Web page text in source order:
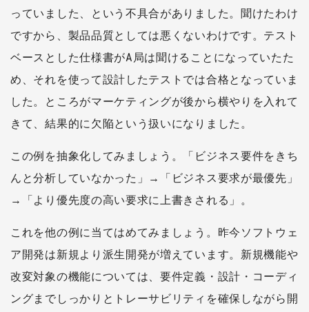
っていました、という不具合がありました。聞けたわけ
ですから、製品品質としては悪くないわけです。テスト
ベースとした仕様書がA局は聞けることになっていたた
め、それを使って設計したテストでは合格となっていま
した。ところがマーケティングが後から横やりを入れて
きて、結果的に欠陥という扱いになりました。
この例を抽象化してみましょう。「ビジネス要件をきち
んと分析していなかった」→「ビジネス要求が最優先」
→「より優先度の高い要求に上書きされる」。
これを他の例に当てはめてみましょう。昨今ソフトウェ
ア開発は新規より派生開発が増えています。新規機能や
改変対象の機能については、要件定義・設計・コーディ
ングまでしっかりとトレーサビリティを確保しながら開